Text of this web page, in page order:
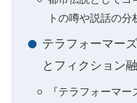
トの噂や説話の分
テラフォーマー
とフィクション
『テラフォーマ